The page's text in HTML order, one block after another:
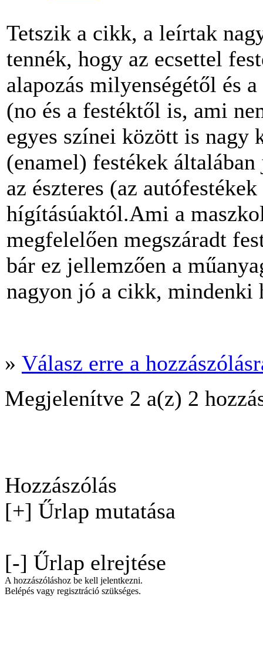
Tetszik a cikk, a leírtak
tennék, hogy az ecsettel
alapozás milyenségétől és
(no és a festéktől is, ami
egyes színei között is nagy
(enamel) festékek
az észteres (az
hígításúaktól.Ami a
megfelelően megszáradt
bár ez jellemzően a
nagyon jó a cikk, mindenki
» Válasz erre a
Megjelenítve 2 a(z) 2
Hozzászólás
[+] Űrlap mutatása
[-] Űrlap elrejtése
A hozzászóláshoz be kell jelentkezni.
Belépés vagy regisztráció szükséges.